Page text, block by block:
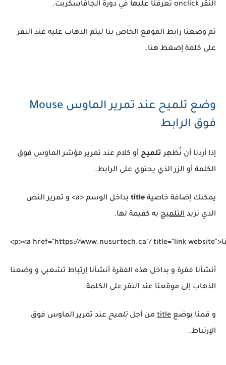
النقر onclick تعرفنا عليها في دورة الجافاسكربت.
ثم وضعنا رابط الموقع الخاص بنا ليتم الذهاب عليه عند النقر
على كلمة إضغط هنا.
وضع تلميح عند تمرير الماوس Mouse
فوق الرابط
إذا أردنا أن نُظهِر تلميح أو كلام عند تمرير مؤشر الماوس فوق
الكلمة أو الزر الذي يحتوي على الرابط.
يمكنك إضافة خاصية title
بداخل الوسم <a> و تمرير النص
الذي نريد التلميح به كقيمة لها.
أنشأنا فقرة و بداخل هذه الفقرة أنشأنا إرتباط تشعبي و وضعنا
الذهاب إلى موقعنا عند النقر على الكلمة.
و قمنا بوضع title من أجلتلميح عند تمرير الماوس فوق
الإرتباط.